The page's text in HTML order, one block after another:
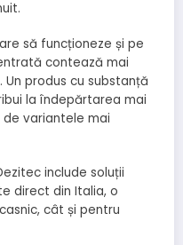
să funcționeze și pe
contează mai
produs cu substanță
la îndepărtarea mai
variantele mai
include soluții
direct din Italia, o
cât și pentru